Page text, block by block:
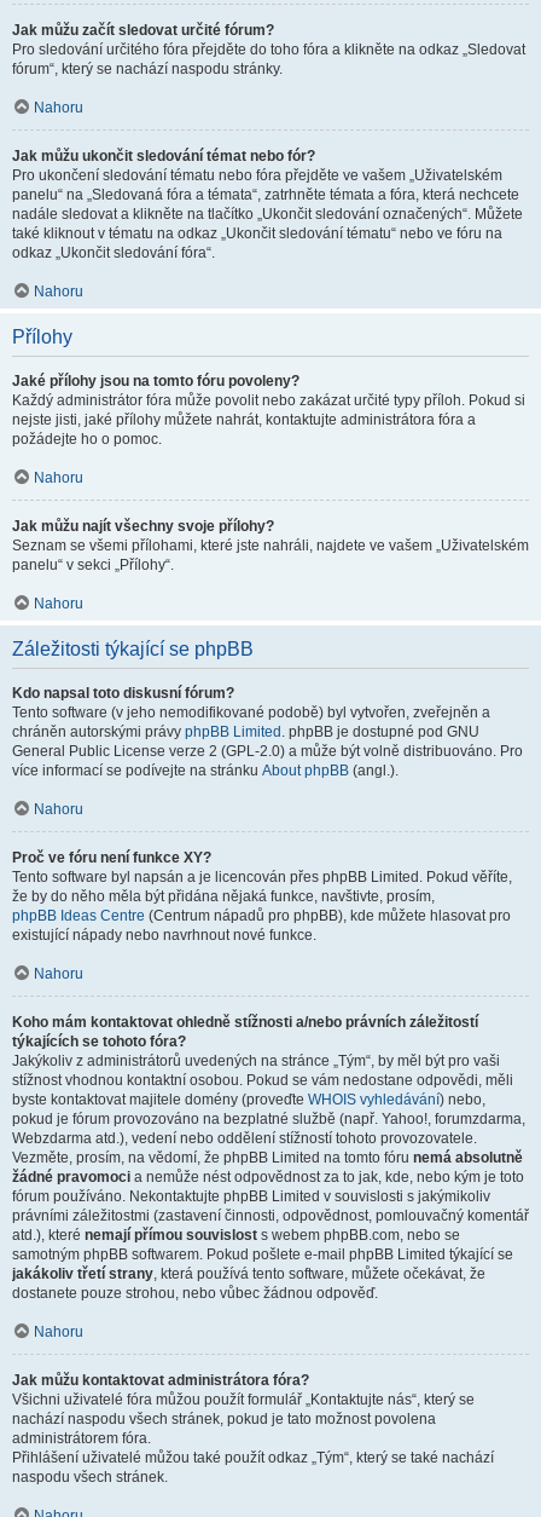
Jak můžu začít sledovat určité fórum?
Pro sledování určitého fóra přejděte do toho fóra a klikněte na odkaz „Sledovat
fórum“, který se nachází naspodu stránky.
Nahoru
Jak můžu ukončit sledování témat nebo fór?
Pro ukončení sledování tématu nebo fóra přejděte ve vašem „Uživatelském
panelu“ na „Sledovaná fóra a témata“, zatrhněte témata a fóra, která nechcete
nadále sledovat a klikněte na tlačítko „Ukončit sledování označených“. Můžete
také kliknout v tématu na odkaz „Ukončit sledování tématu“ nebo ve fóru na
odkaz „Ukončit sledování fóra“.
Nahoru
Přílohy
Jaké přílohy jsou na tomto fóru povoleny?
Každý administrátor fóra může povolit nebo zakázat určité typy příloh. Pokud si
nejste jisti, jaké přílohy můžete nahrát, kontaktujte administrátora fóra a
požádejte ho o pomoc.
Nahoru
Jak můžu najít všechny svoje přílohy?
Seznam se všemi přílohami, které jste nahráli, najdete ve vašem „Uživatelském
panelu“ v sekci „Přílohy“.
Nahoru
Záležitosti týkající se phpBB
Kdo napsal toto diskusní fórum?
Tento software (v jeho nemodifikované podobě) byl vytvořen, zveřejněn a
chráněn autorskými právy phpBB Limited . phpBB je dostupné pod GNU
General Public License verze 2 (GPL-2.0) a může být volně distribuováno. Pro
více informací se podívejte na stránku About phpBB (angl.).
Nahoru
Proč ve fóru není funkce XY?
Tento software byl napsán a je licencován přes phpBB Limited. Pokud věříte,
že by do něho měla být přidána nějaká funkce, navštivte, prosím,
phpBB Ideas Centre (Centrum nápadů pro phpBB), kde můžete hlasovat pro
existující nápady nebo navrhnout nové funkce.
Nahoru
Koho mám kontaktovat ohledně stížnosti a/nebo právních záležitostí
týkajících se tohoto fóra?
Jakýkoliv z administrátorů uvedených na stránce „Tým“, by měl být pro vaši
stížnost vhodnou kontaktní osobou. Pokud se vám nedostane odpovědi, měli
byste kontaktovat majitele domény (proveďte WHOIS vyhledávání) nebo,
pokud je fórum provozováno na bezplatné službě (např. Yahoo!, forumzdarma,
Webzdarma atd.), vedení nebo oddělení stížností tohoto provozovatele.
Vezměte, prosím, na vědomí, že phpBB Limited na tomto fóru nemá absolutně
žádné pravomoci a nemůže nést odpovědnost za to jak, kde, nebo kým je toto
fórum používáno. Nekontaktujte phpBB Limited v souvislosti s jakýmikoliv
právními záležitostmi (zastavení činnosti, odpovědnost, pomlouvačný komentář
atd.), které nemají přímou souvislost s webem phpBB.com, nebo se
samotným phpBB softwarem. Pokud pošlete e-mail phpBB Limited týkající se
jakákoliv třetí strany, která používá tento software, můžete očekávat, že
dostanete pouze strohou, nebo vůbec žádnou odpověď.
Nahoru
Jak můžu kontaktovat administrátora fóra?
Všichni uživatelé fóra můžou použít formulář „Kontaktujte nás“, který se
nachází naspodu všech stránek, pokud je tato možnost povolena
administrátorem fóra.
Přihlášení uživatelé můžou také použít odkaz „Tým“, který se také nachází
naspodu všech stránek.